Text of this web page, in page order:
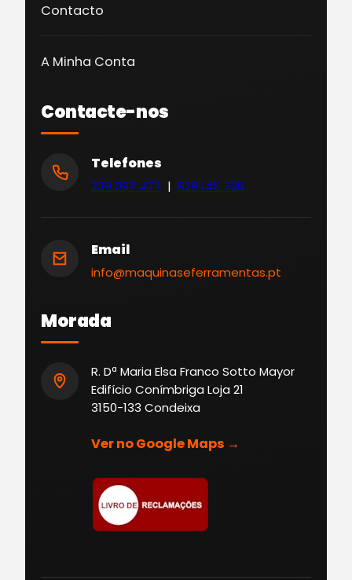
Contacto
A Minha Conta
Contacte-nos
Telefones
239 097 477 | 928 145 320
Email
info@maquinaseferramentas.pt
Morada
R. Dª Maria Elsa Franco Sotto Mayor
Edifício Conímbriga Loja 21
3150-133 Condeixa
Ver no Google Maps →